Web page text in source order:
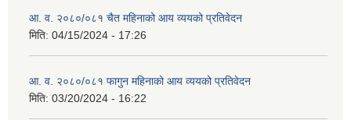
आ. व. २०८०/०८१ चैत महिनाको आय व्ययको प्रतिवेदन
मिति: 04/15/2024 - 17:26
आ. व. २०८०/०८१ फागुन महिनाको आय व्ययको प्रतिवेदन
मिति: 03/20/2024 - 16:22